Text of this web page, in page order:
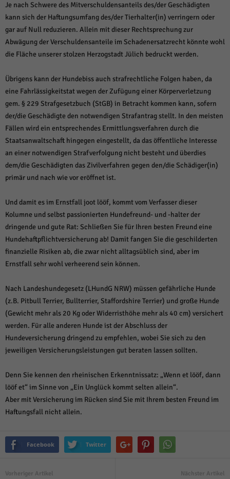
Je nach Schwere des Mitverschuldensanteils des/der Geschädigten
kann sich der Haftungsumfang des/der Tierhalter(in) verringern oder
gar auf Null reduzieren. Allein mit dieser Rechtsprechung zur
Abwägung der Verschuldensanteile im Schadenersatzrecht könnte wohl
die Fläche unserer stolzen Herzogstadt Jülich bedruckt werden.
Übrigens kann der Hundebiss auch strafrechtliche Folgen haben, da
eine Fahrlässigkeitstat wegen der Zufügung einer Körperverletzung
gem. § 229 Strafgesetzbuch (StGB) in Betracht kommen kann, sofern
der/die Geschädigte den notwendigen Strafantrag stellt. In den meisten
Fällen wird ein entsprechendes Ermittlungsverfahren durch die
Staatsanwaltschaft hingegen eingestellt, da das öffentliche Interesse
an einer notwendigen Strafverfolgung nicht besteht und überdies
dem/die Geschädigten das Zivilverfahren gegen den/die Schädiger(in)
primär und nach wie vor eröffnet ist.
Und damit es im Ernstfall joot lööf, kommt vom Verfasser dieser
Kolumne und selbst passionierten Hundefreund- und -halter der
dringende und gute Rat: Schließen Sie für Ihren besten Freund eine
Hundehaftpflichtversicherung ab! Damit fangen Sie die geschilderten
finanzielle Risiken ab, die zwar nicht alltagsüblich sind, aber im
Ernstfall sehr wohl verheerend sein können.
Nach Landeshundegesetz (LHundG NRW) müssen gefährliche Hunde
(z.B. Pitbull Terrier, Bullterrier, Staffordshire Terrier) und große Hunde
(Gewicht mehr als 20 Kg oder Widerristhöhe mehr als 40 cm) versichert
werden. Für alle anderen Hunde ist der Abschluss der
Hundeversicherung dringend zu empfehlen, wobei Sie sich zu den
jeweiligen Versicherungsleistungen gut beraten lassen sollten.
Denn Sie kennen den rheinischen Erkenntnissatz: „Wenn et lööf, dann
lööf et“ im Sinne von „Ein Unglück kommt selten allein“.
Aber mit Versicherung im Rücken sind Sie mit Ihrem besten Freund im
Haftungsfall nicht allein.
Facebook Twitter
Vorheriger Artikel Nächster Artikel